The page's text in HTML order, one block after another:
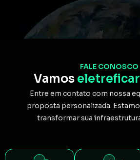
FALE CONOSCO
Vamos eletreficar
Entre em contato com nossa
proposta personalizada.
transformar sua